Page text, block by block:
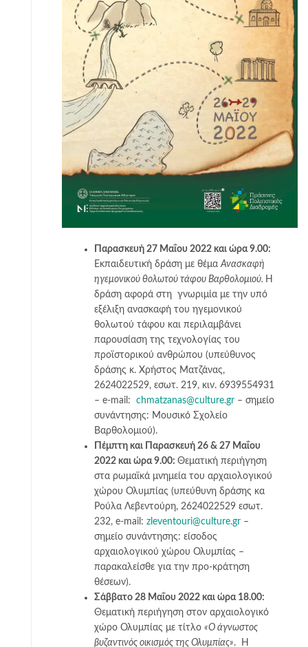
Παρασκευή 27 Μαΐου 2022 και ώρα 9.00:
Εκπαιδευτική δράση με θέμαΑνασκαφή
ηγεμονικού θολωτού τάφου Βαρθολομιού. Η
δράση αφορά στη γνωριμία με την υπό
εξέλιξη ανασκαφή του ηγεμονικού
θολωτού τάφου και περιλαμβάνει
παρουσίαση της τεχνολογίας του
προϊστορικού ανθρώπου (υπεύθυνος
δράσης κ. Χρήστος Ματζάνας,
2624022529, εσωτ. 219, κιν. 6939554931
– e-mail:chmatzanas@culture.gr – σημείο
συνάντησης: Μουσικό Σχολείο
Βαρθολομιού).
Πέμπτη και Παρασκευή 26 & 27 Μαΐου
2022 και ώρα 9.00:Θεματική περιήγηση
στα ρωμαϊκά μνημεία του αρχαιολογικού
χώρου Ολυμπίας (υπεύθυνη δράσης κα
Ρούλα Λεβεντούρη, 2624022529 εσωτ.
232, e-mail:zleventouri@culture.gr –
σημείο συνάντησης: είσοδος
αρχαιολογικού χώρου Ολυμπίας –
παρακαλείσθε για την προ-κράτηση
θέσεων).
Σάββατο 28 Μαΐου 2022 και ώρα 18.00:
Θεματική περιήγηση στον αρχαιολογικό
χώρο Ολυμπίας με τίτλο«Ο άγνωστος
βυζαντινός οικισμός της Ολυμπίας». Η